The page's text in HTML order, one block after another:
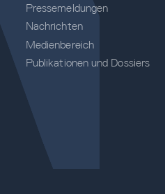
Pressemeldungen
Nachrichten
Medienbereich
Publikationen und Dossiers